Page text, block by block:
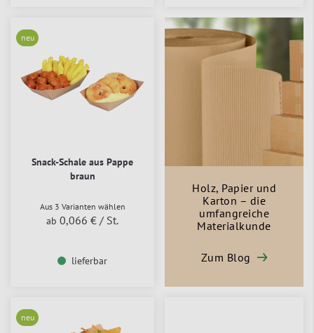
neu
Snack-Schale aus Pappe
braun
Aus 3 Varianten wählen
ab 0,066 € / St.
lieferbar
Holz, Papier und
Karton – die
umfangreiche
Materialkunde
Zum Blog
neu